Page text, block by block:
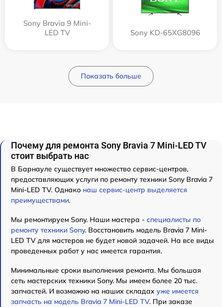
Sony Bravia 9 Mini-
LED TV
Sony KD-65XG8096
Показать больше
Почему для ремонта Sony Bravia 7 Mini-LED TV
стоит выбрать нас
В Барнауле существует множество сервис-центров,
предоставляющих услуги по ремонту техники Sony Bravia 7
Mini-LED TV. Однако наш сервис-центр выделяется
преимуществами.
Мы ремонтируем Sony. Наши мастера - специалисты по
ремонту техники Sony. Восстановить модель Bravia 7 Mini-
LED TV для мастеров не будет новой задачей. На все виды
проведенных работ у нас имеется гарантия.
Минимальные сроки выполнения ремонта. Мы большая
сеть мастерских техники Sony. Мы имеем более 20 тыс.
запчастей. И возможно на наших складах уже имеется
запчасть на модель Bravia 7 Mini-LED TV. При заказе